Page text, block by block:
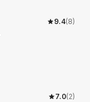
9.4(8)
7.0(2)